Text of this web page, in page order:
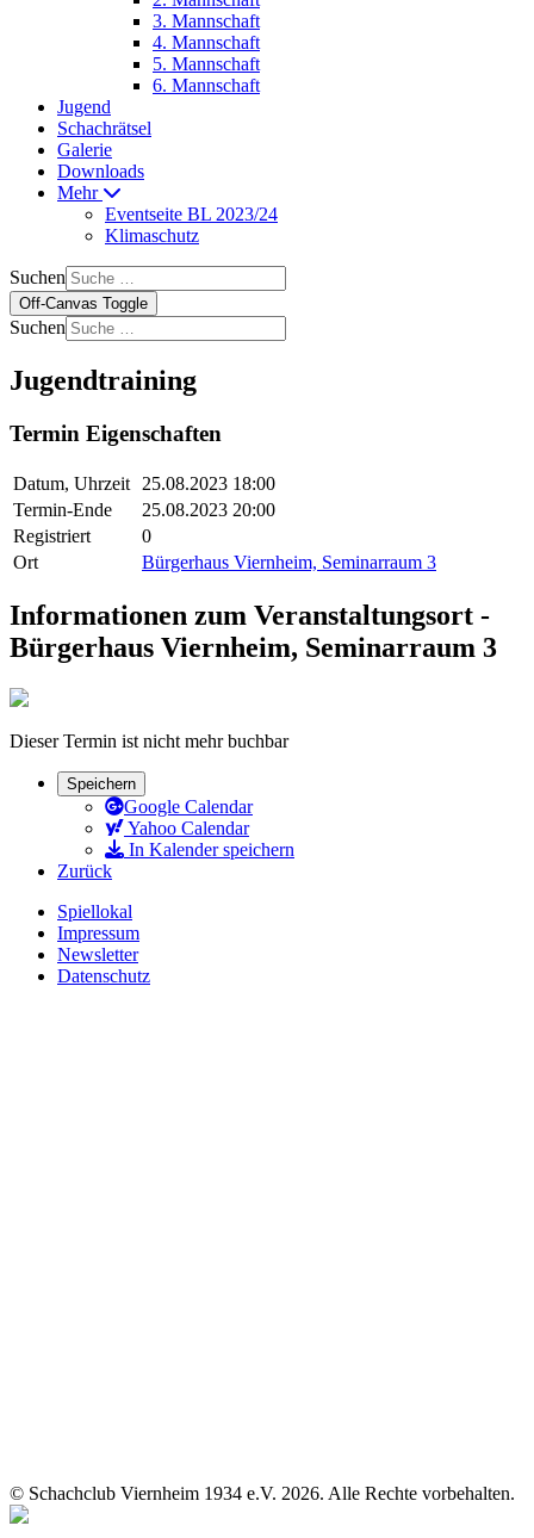
3. Mannschaft
4. Mannschaft
5. Mannschaft
6. Mannschaft
Jugend
Schachrätsel
Galerie
Downloads
Mehr
Eventseite BL 2023/24
Klimaschutz
Suchen
Off-Canvas Toggle
Suchen
Jugendtraining
Termin Eigenschaften
Datum, Uhrzeit
25.08.2023 18:00
Termin-Ende
25.08.2023 20:00
Registriert
0
Ort
Bürgerhaus Viernheim, Seminarraum 3
Informationen zum Veranstaltungsort -
Bürgerhaus Viernheim, Seminarraum 3
Dieser Termin ist nicht mehr buchbar
Speichern
Google Calendar
Yahoo Calendar
In Kalender speichern
Zurück
Spiellokal
Impressum
Newsletter
Datenschutz
© Schachclub Viernheim 1934 e.V. 2026. Alle Rechte vorbehalten.